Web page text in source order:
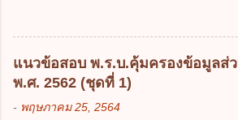
เครือข่ายดิจิทัล ง. เพิ่มป
จ่ายงบประมาณให้เกิดค
ตามเป้าหมาย ข้อ 3 ข้อใ
เกี่ยวกับ "แผนพัฒนารัฐบา
เรื่อง หลักเกณฑ์และวิธี
มิใช่ผู้ปกครองซึ่งมีเด็กที่
ศึกษาภาคบังคับอาศัยอยู่
พระราชบัญญัติการศึกษา
2545 ซึ่งเป็นกฎหมายที่
มีสาระสำคัญดังนี้ 1. คำว่า
แนวข้อสอบ พ.ร.บ.คุ้มครองข้อมูลส่
พ.ศ. 2562 (ชุดที่ 1)
- พฤษภาคม 25, 2564